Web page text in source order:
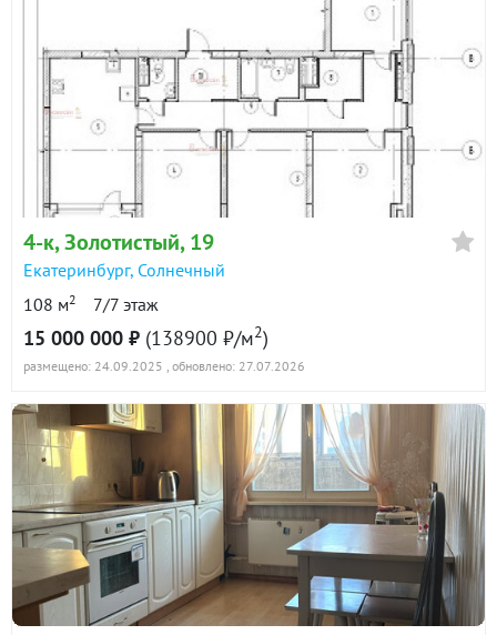
4-к, Золотистый, 19
Екатеринбург, Солнечный
108 м2 7/7 этаж
15 000 000 ₽ (138900 ₽/м2)
размещено: 24.09.2025 , обновлено: 27.07.2026